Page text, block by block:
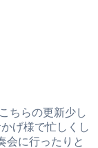
ちらの更新少し
げ様で忙しくし
会に行ったりと